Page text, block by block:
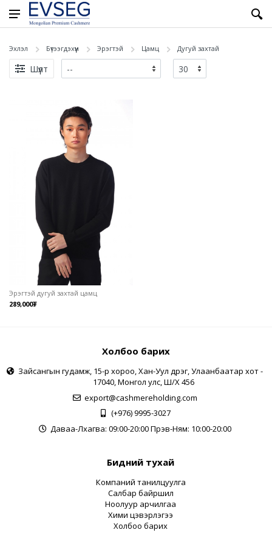
Эхлэл Бүтээгдэхүүн Эрэгтэй Цамц Дугуй захтай
Шүүлт
Эрэгтэй дугуй захтай цамц
289,000₮
Холбоо барих
Зайсангын гудамж, 15-р хороо, Хан-Уул дүүрэг, Улаанбаатар хот -
17040, Монгол улс, Ш/Х 456
export@cashmereholding.com
(+976) 9995-3027
Даваа-Лхагва: 09:00-20:00 Пүрэв-Ням: 10:00-20:00
Бидний тухай
Компаний танилцуулга
Салбар байршил
Ноолуур арчилгаа
Хими цэвэрлэгээ
Холбоо барих